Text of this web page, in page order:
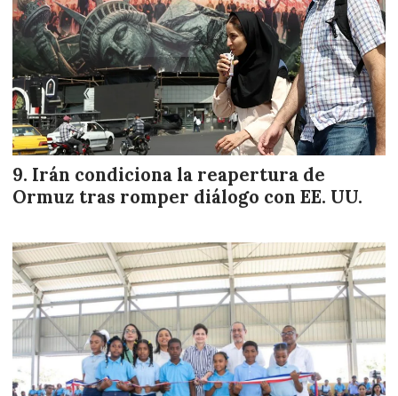
Irán condiciona la reapertura de
Ormuz tras romper diálogo con EE. UU.